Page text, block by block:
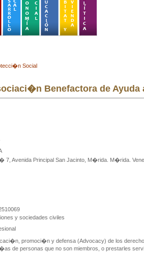
Social
Benefactora de
7, Avenida Principal San Jacinto, M�rida. M�rida.
y sociedades civiles
promoci�n y defensa (Advocacy) de los
de personas que no son miembros, o prestarles